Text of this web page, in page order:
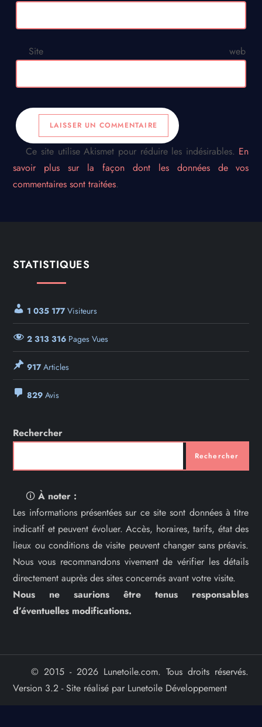
Site web
Ce site utilise Akismet pour réduire les indésirables. En
savoir plus sur la façon dont les données de vos
commentaires sont traitées.
STATISTIQUES
1 035 177Visiteurs
2 313 316 Pages Vues
917Articles
829 Avis
Rechercher
Rechercher
🛈À noter :
Les informations présentées sur ce site sont données à titre
indicatif et peuvent évoluer. Accès, horaires, tarifs, état des
lieux ou conditions de visite peuvent changer sans préavis.
Nous vous recommandons vivement de vérifier les détails
directement auprès des sites concernés avant votre visite.
Nous ne saurions être tenus responsables
d’éventuelles modifications.
© 2015 - 2026 Lunetoile.com. Tous droits réservés.
Version 3.2 - Site réalisé par Lunetoile Développement